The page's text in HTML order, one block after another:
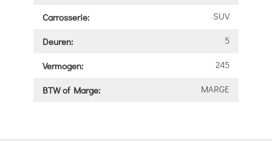
Carrosserie: SUV
Deuren: 5
Vermogen: 245
BTW of Marge: MARGE